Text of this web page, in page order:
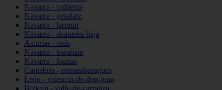
Navarra - valtierra
Navarra - gesalatz
Navarra - larraun
Navarra - abaurrea-baja
Asturias - onís
Navarra - barañain
Navarra - baztan
Cantabria - entrambasaguas
León - valencia-de-don-juan
Bizkaia - valle-de-carranza